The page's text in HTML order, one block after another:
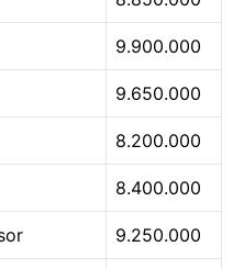
9.900.000
9.650.000
8.200.000
8.400.000
9.250.000